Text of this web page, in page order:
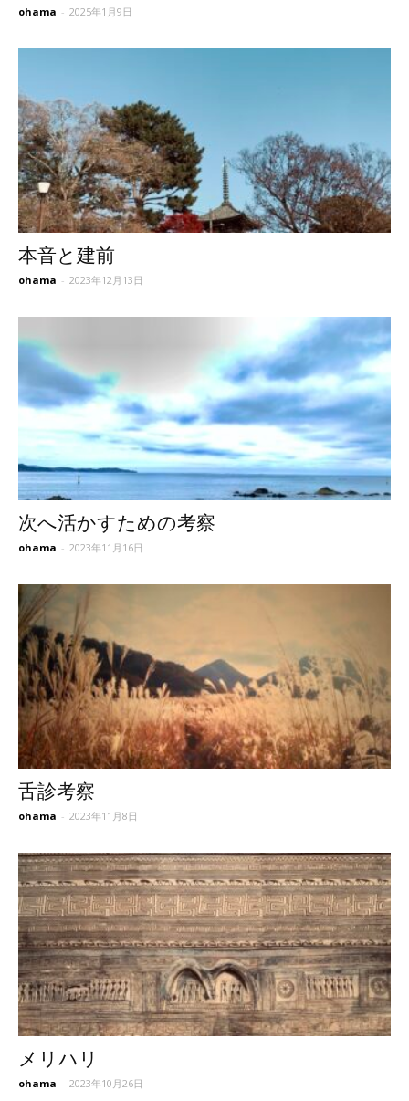
ohama - 2025年1月9日
本音と建前
ohama - 2023年12月13日
次へ活かすための考察
ohama - 2023年11月16日
舌診考察
ohama - 2023年11月8日
メリハリ
ohama - 2023年10月26日